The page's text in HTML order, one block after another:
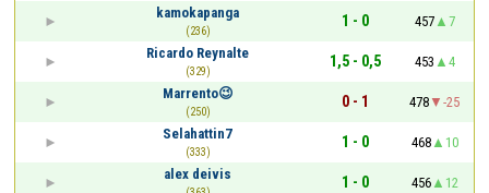
kamokapanga
(236)
1 - 0 457
7
Ricardo Reynalte
(329)
1,5 - 0,5 453
4
Marrento😉
(250)
0 - 1 478
-25
Selahattin7
(333)
1 - 0 468
10
alex deivis
1 - 0 456
12